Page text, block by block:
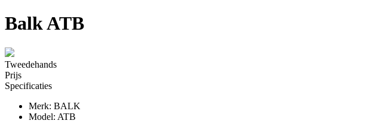
Balk ATB
Tweedehands
Prijs
Specificaties
Merk: BALK
Model: ATB